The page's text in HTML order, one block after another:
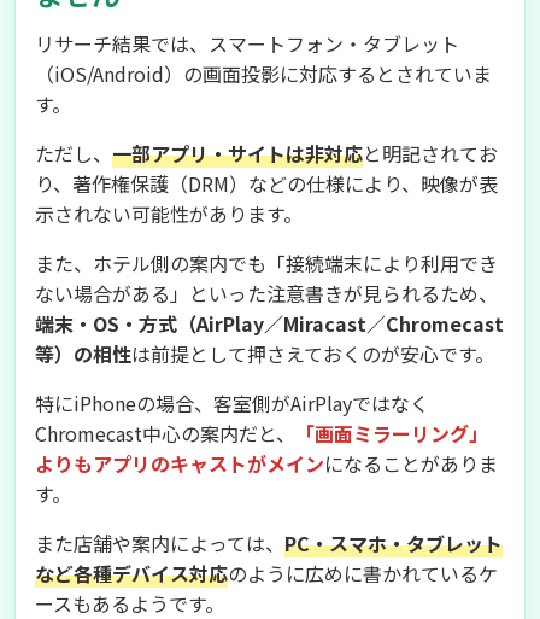
リサーチ結果では、スマートフォン・タブレット
（iOS/Android）の画面投影に対応するとされていま
す。
ただし、 一部アプリ・サイトは非対応と明記されてお
り、著作権保護（DRM）などの仕様により、映像が表
示されない可能性があります。
また、ホテル側の案内でも「接続端末により利用でき
ない場合がある」といった注意書きが見られるため、
端末・OS・方式（AirPlay／Miracast／Chromecast
等）の相性は前提として押さえておくのが安心です。
特にiPhoneの場合、客室側がAirPlayではなく
Chromecast中心の案内だと、
「画面ミラーリング」
よりもアプリのキャストがメインになることがありま
す。
また店舗や案内によっては、 PC・スマホ・タブレット
など各種デバイス対応のように広めに書かれているケ
ースもあるようです。